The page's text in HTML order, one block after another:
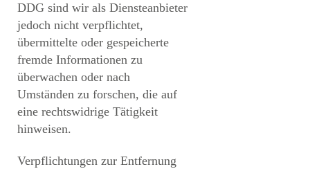
DDG sind wir als Diensteanbieter
jedoch nicht verpflichtet,
übermittelte oder gespeicherte
fremde Informationen zu
überwachen oder nach
Umständen zu forschen, die auf
eine rechtswidrige Tätigkeit
hinweisen.
Verpflichtungen zur Entfernung